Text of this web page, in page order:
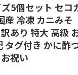
5個セット セコ
産 冷凍 カニみそ
あり 特大 高級
タグ付き かに酢
祝い